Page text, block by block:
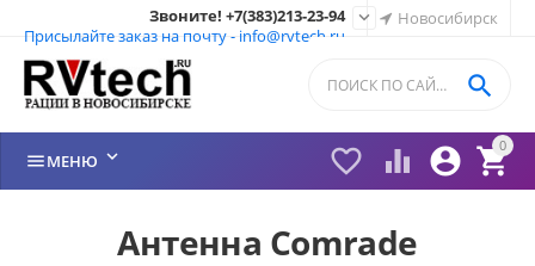
Новосибирск
Звоните! +7(383)213-23-94
Присылайте заказ на почту - info@rvtech.ru

0


 

МЕНЮ 
Антенна Comrade